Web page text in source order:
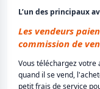
L’un des principaux
Les vendeurs
commission de
Vous téléchargez
quand il se vend,
petit frais de service